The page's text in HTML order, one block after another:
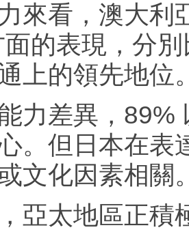
來看，澳大利
面的表現，分
上的領先地位
力差異，89%
。但日本在表
文化因素相關
亞太地區正積